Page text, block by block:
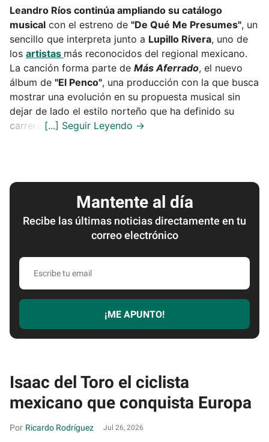
Leandro Ríos continúa ampliando su catálogo
musical con el estreno de "De Qué Me Presumes", un
sencillo que interpreta junto a Lupillo Rivera, uno de
los artistas más reconocidos del regional mexicano.
La canción forma parte de Más Aferrado, el nuevo
álbum de "El Penco", una producción con la que busca
mostrar una evolución en su propuesta musical sin
dejar de lado el estilo norteño que ha definido su
carrera.
Mantente al día
Recibe las últimas noticias directamente en tu
correo electrónico
Escribe
email
¡ME APUNTO!
Isaac del Toro el ciclista
mexicano que conquista Europa
Ricardo Rodríguez Jul 26, 2026